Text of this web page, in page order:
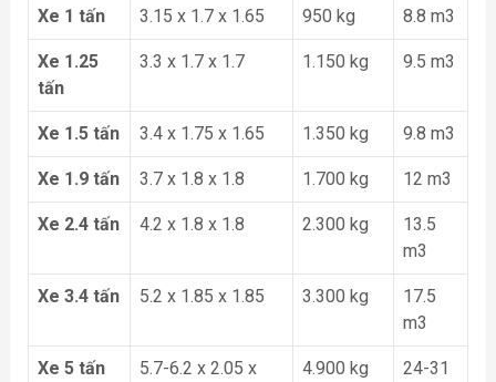
Xe 1 tấn 3.15 x 1.7 x 1.65 950 kg 8.8 m3
Xe 1.25
tấn
3.3 x 1.7 x 1.7 1.150 kg 9.5 m3
Xe 1.5 tấn 3.4 x 1.75 x 1.65 1.350 kg 9.8 m3
Xe 1.9 tấn 3.7 x 1.8 x 1.8 1.700 kg 12 m3
Xe 2.4 tấn 4.2 x 1.8 x 1.8 2.300 kg
13.5
m3
Xe 3.4 tấn 5.2 x 1.85 x 1.85 3.300 kg
17.5
m3
Xe 5 tấn
5.7-6.2 x 2.05 x
4.900 kg
24-31